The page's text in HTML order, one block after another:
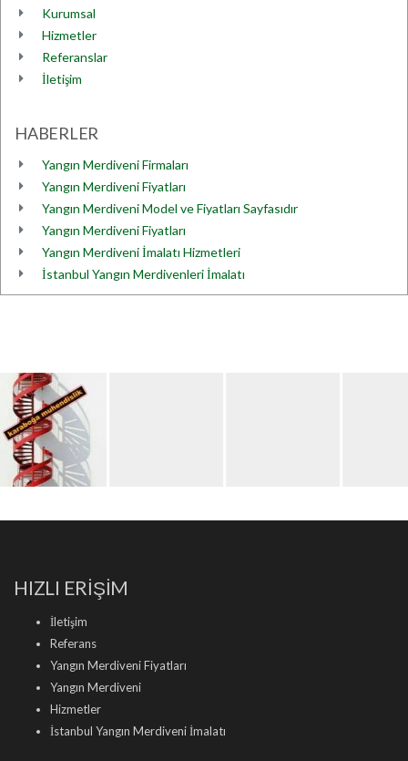
Kurumsal
Hizmetler
Referanslar
İletişim
HABERLER
Yangın Merdiveni Firmaları
Yangın Merdiveni Fiyatları
Yangın Merdiveni Model ve Fiyatları Sayfasıdır
Yangın Merdiveni Fiyatları
Yangın Merdiveni İmalatı Hizmetleri
İstanbul Yangın Merdivenleri İmalatı
HIZLI ERİŞİM
İletişim
Referans
Yangın Merdiveni Fiyatları
Yangın Merdiveni
Hizmetler
İstanbul Yangın Merdiveni İmalatı